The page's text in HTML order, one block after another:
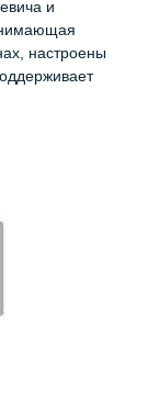
и
настроены